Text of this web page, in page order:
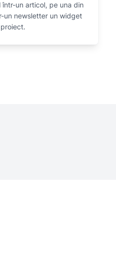
într-un articol, pe una din
un newsletter un widget